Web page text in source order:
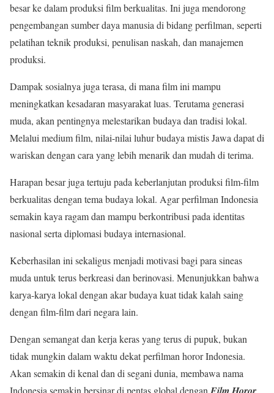
besar ke dalam produksi film berkualitas. Ini juga mendorong
pengembangan sumber daya manusia di bidang perfilman, seperti
pelatihan teknik produksi, penulisan naskah, dan manajemen
produksi.
Dampak sosialnya juga terasa, di mana film ini mampu
meningkatkan kesadaran masyarakat luas. Terutama generasi
muda, akan pentingnya melestarikan budaya dan tradisi lokal.
Melalui medium film, nilai-nilai luhur budaya mistis Jawa dapat di
wariskan dengan cara yang lebih menarik dan mudah di terima.
Harapan besar juga tertuju pada keberlanjutan produksi film-film
berkualitas dengan tema budaya lokal. Agar perfilman Indonesia
semakin kaya ragam dan mampu berkontribusi pada identitas
nasional serta diplomasi budaya internasional.
Keberhasilan ini sekaligus menjadi motivasi bagi para sineas
muda untuk terus berkreasi dan berinovasi. Menunjukkan bahwa
karya-karya lokal dengan akar budaya kuat tidak kalah saing
dengan film-film dari negara lain.
Dengan semangat dan kerja keras yang terus di pupuk, bukan
tidak mungkin dalam waktu dekat perfilman horor Indonesia.
Akan semakin di kenal dan di segani dunia, membawa nama
Indonesia semakin bersinar di pentas global dengan Film Horor